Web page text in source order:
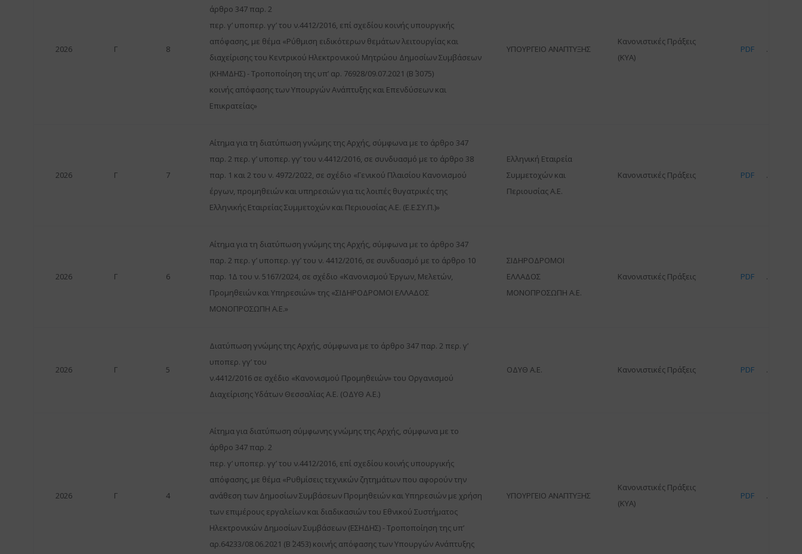
2026 Γ 8
άρθρο 347 παρ. 2
περ. γ’ υποπερ. γγ’ του ν.4412/2016, επί σχεδίου κοινής υπουργικής
απόφασης, με θέμα «Ρύθμιση ειδικότερων θεμάτων λειτουργίας και
διαχείρισης του Κεντρικού Ηλεκτρονικού Μητρώου Δημοσίων Συμβάσεων
(ΚΗΜΔΗΣ) - Τροποποίηση της υπ’ αρ. 76928/09.07.2021 (Β΄ 3075)
κοινής απόφασης των Υπουργών Ανάπτυξης και Επενδύσεων και
Επικρατείας»
ΥΠΟΥΡΓΕΙΟ ΑΝΑΠΤΥΞΗΣ
Κανονιστικές Πράξεις
(ΚΥΑ)
PDF
2026 Γ 7
Αίτημα για τη διατύπωση γνώμης της Αρχής, σύμφωνα με το άρθρο 347
παρ. 2 περ. γ’ υποπερ. γγ’ του ν.4412/2016, σε συνδυασμό με το άρθρο 38
παρ. 1 και 2 του ν. 4972/2022, σε σχέδιο «Γενικού Πλαισίου Κανονισμού
έργων, προμηθειών και υπηρεσιών για τις λοιπές θυγατρικές της
Ελληνικής Εταιρείας Συμμετοχών και Περιουσίας Α.Ε. (Ε.Ε.ΣΥ.Π.)»
Ελληνική Εταιρεία
Συμμετοχών και
Περιουσίας Α.Ε.
Κανονιστικές Πράξεις PDF
2026 Γ 6
Αίτημα για τη διατύπωση γνώμης της Αρχής, σύμφωνα με το άρθρο 347
παρ. 2 περ. γ’ υποπερ. γγ’ του ν. 4412/2016, σε συνδυασμό με το άρθρο 10
παρ. 1Δ του ν. 5167/2024, σε σχέδιο «Κανονισμού Έργων, Μελετών,
Προμηθειών και Υπηρεσιών» της «ΣΙΔΗΡΟΔΡΟΜΟΙ ΕΛΛΑΔΟΣ
ΜΟΝΟΠΡΟΣΩΠΗ Α.Ε.»
ΣΙΔΗΡΟΔΡΟΜΟΙ
ΕΛΛΑΔΟΣ
ΜΟΝΟΠΡΟΣΩΠΗ Α.Ε.
Κανονιστικές Πράξεις PDF
2026 Γ 5
Διατύπωση γνώμης της Αρχής, σύμφωνα με το άρθρο 347 παρ. 2 περ. γ’
υποπερ. γγ’ του
ν.4412/2016 σε σχέδιο «Κανονισμού Προμηθειών» του Οργανισμού
Διαχείρισης Υδάτων Θεσσαλίας Α.Ε. (ΟΔΥΘ Α.Ε.)
ΟΔΥΘ Α.Ε. Κανονιστικές Πράξεις PDF
2026 Γ 4
Αίτημα για διατύπωση σύμφωνης γνώμης της Αρχής, σύμφωνα με το
άρθρο 347 παρ. 2
περ. γ’ υποπερ. γγ’ του ν.4412/2016, επί σχεδίου κοινής υπουργικής
απόφασης, με θέμα «Ρυθμίσεις τεχνικών ζητημάτων που αφορούν την
ανάθεση των Δημοσίων Συμβάσεων Προμηθειών και Υπηρεσιών με χρήση
των επιμέρους εργαλείων και διαδικασιών του Εθνικού Συστήματος
Ηλεκτρονικών Δημοσίων Συμβάσεων (ΕΣΗΔΗΣ) - Τροποποίηση της υπ’
αρ.64233/08.06.2021 (Β΄ 2453) κοινής απόφασης των Υπουργών Ανάπτυξης
ΥΠΟΥΡΓΕΙΟ ΑΝΑΠΤΥΞΗΣ
Κανονιστικές Πράξεις
(ΚΥΑ)
PDF